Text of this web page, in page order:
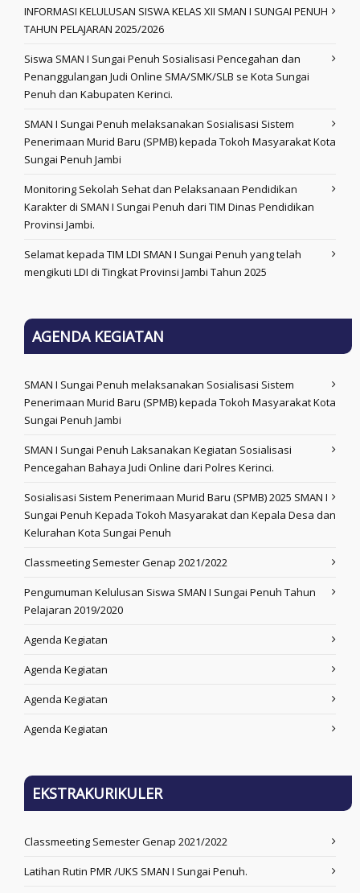
INFORMASI KELULUSAN SISWA KELAS XII SMAN I SUNGAI PENUH
TAHUN PELAJARAN 2025/2026
Siswa SMAN I Sungai Penuh Sosialisasi Pencegahan dan
Penanggulangan Judi Online SMA/SMK/SLB se Kota Sungai
Penuh dan Kabupaten Kerinci.
SMAN I Sungai Penuh melaksanakan Sosialisasi Sistem
Penerimaan Murid Baru (SPMB) kepada Tokoh Masyarakat Kota
Sungai Penuh Jambi
Monitoring Sekolah Sehat dan Pelaksanaan Pendidikan
Karakter di SMAN I Sungai Penuh dari TIM Dinas Pendidikan
Provinsi Jambi.
Selamat kepada TIM LDI SMAN I Sungai Penuh yang telah
mengikuti LDI di Tingkat Provinsi Jambi Tahun 2025
AGENDA KEGIATAN
SMAN I Sungai Penuh melaksanakan Sosialisasi Sistem
Penerimaan Murid Baru (SPMB) kepada Tokoh Masyarakat Kota
Sungai Penuh Jambi
SMAN I Sungai Penuh Laksanakan Kegiatan Sosialisasi
Pencegahan Bahaya Judi Online dari Polres Kerinci.
Sosialisasi Sistem Penerimaan Murid Baru (SPMB) 2025 SMAN I
Sungai Penuh Kepada Tokoh Masyarakat dan Kepala Desa dan
Kelurahan Kota Sungai Penuh
Classmeeting Semester Genap 2021/2022
Pengumuman Kelulusan Siswa SMAN I Sungai Penuh Tahun
Pelajaran 2019/2020
Agenda Kegiatan
Agenda Kegiatan
Agenda Kegiatan
Agenda Kegiatan
EKSTRAKURIKULER
Classmeeting Semester Genap 2021/2022
Latihan Rutin PMR /UKS SMAN I Sungai Penuh.